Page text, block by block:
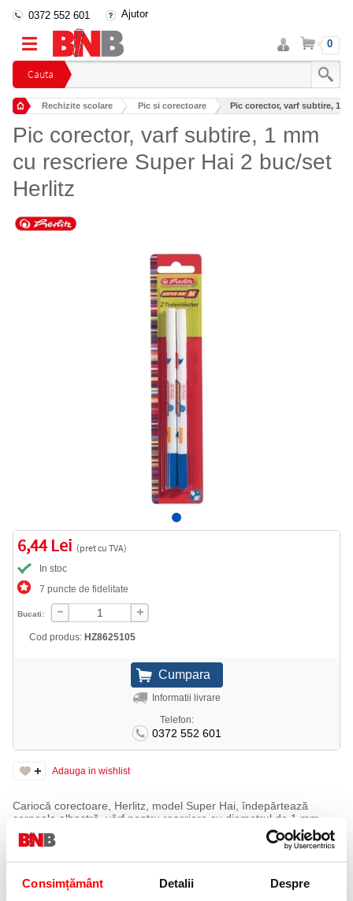
Consimțământ Detalii Despre
Cauta
0372 552 601 Ajutor
Intra
in
cont
Cos 0
Rechizite scolare Pic si corectoare Pic corector, varf subtire, 1
Pic corector, varf subtire, 1 mm
cu rescriere Super Hai 2 buc/set
Herlitz
6,44 Lei (pret cu TVA)
In stoc
7 puncte de fidelitate
Bucati:
Cod produs: HZ8625105
Informatii livrare
Telefon:
0372 552 601
Adauga in wishlist
Cariocă corectoare, Herlitz, model Super Hai, îndepărtează
cerneala albastră, vârf pentru rescriere cu diametrul de 1 mm,
culoare de scriere albastru, design nou, 2 bucăți/blister
Pic Super Hai M cu rescriere Herlitz.